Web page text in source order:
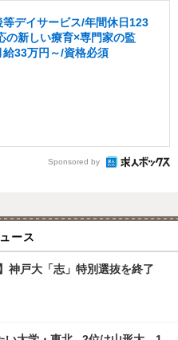
デイサービス/年間休日123
の新しい療育×専門家の監
33万円～/資格必須
Sponsored by
ース
神戸大「志」特別選抜を終了